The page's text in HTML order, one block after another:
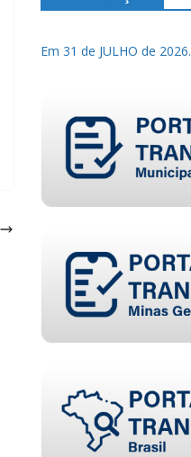
Em 31 de JULHO de 2026.